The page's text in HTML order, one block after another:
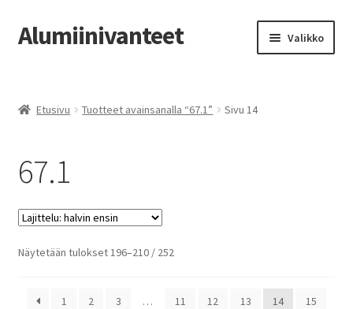
Siirry
navigointiin
Siirry
sisältöön
Alumiinivanteet Valikko
Kauppa
Oma tili
Etusivu Tuotteet avainsanalla “67.1” Sivu 14
67.1
Näytetään tulokset 196–210 / 252Halvin
1 2 3 … 11 12 13 14
15